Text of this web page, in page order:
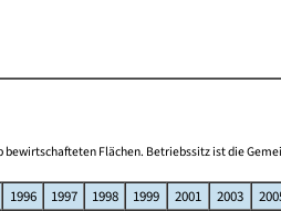
Flächen. Betriebssitz ist die
1996 1997 1998 1999 2001 2003